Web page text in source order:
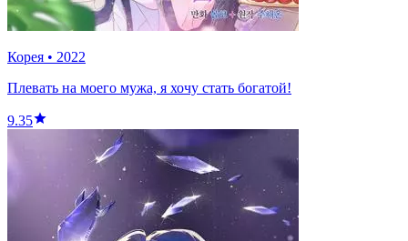
Корея • 2022
Плевать на моего мужа, я хочу стать богатой!
9.35